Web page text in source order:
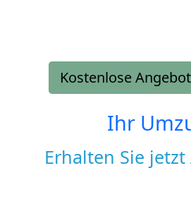
Kostenlose
Ihr
Erhalten Sie